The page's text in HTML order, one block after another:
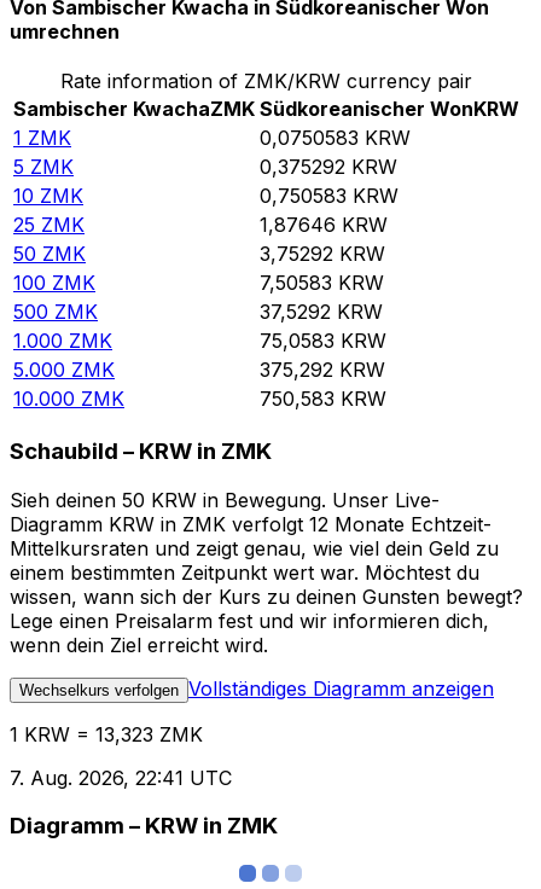
Von Sambischer Kwacha in Südkoreanischer Won
umrechnen
Rate information of ZMK/KRW currency pair
Sambischer KwachaZMK Südkoreanischer WonKRW
1 ZMK 0,0750583 KRW
5 ZMK 0,375292 KRW
10 ZMK 0,750583 KRW
25 ZMK 1,87646 KRW
50 ZMK 3,75292 KRW
100 ZMK 7,50583 KRW
500 ZMK 37,5292 KRW
1.000 ZMK 75,0583 KRW
5.000 ZMK 375,292 KRW
10.000 ZMK 750,583 KRW
Schaubild – KRW in ZMK
Sieh deinen 50 KRW in Bewegung. Unser Live-
Diagramm KRW in ZMK verfolgt 12 Monate Echtzeit-
Mittelkursraten und zeigt genau, wie viel dein Geld zu
einem bestimmten Zeitpunkt wert war. Möchtest du
wissen, wann sich der Kurs zu deinen Gunsten bewegt?
Lege einen Preisalarm fest und wir informieren dich,
wenn dein Ziel erreicht wird.
Wechselkurs verfolgen Vollständiges Diagramm anzeigen
1 KRW = 13,323 ZMK
7. Aug. 2026, 22:41 UTC
Diagramm – KRW in ZMK